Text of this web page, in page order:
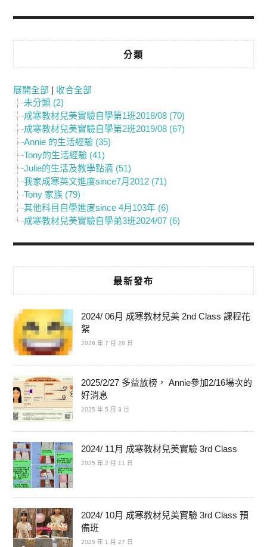
分類
展開全部 | 收合全部
未分類 (2)
成寒教材兒美實驗自學第1班2018/08 (70)
成寒教材兒美實驗自學第2班2019/08 (67)
Annie 的生活經驗 (35)
Tony的生活經驗 (41)
Julie的生活及教學點滴 (51)
我家成寒英文進度since7月2012 (71)
Tony 家族 (79)
其他科目自學進度since 4月103年 (6)
成寒教材兒美實驗自學弟3班2024/07 (6)
最新發布
2024/ 06月 成寒教材兒美 2nd Class 課程花
絮
2026 年 7 月 28 日
2025/2/27 多益放榜， Annie參加2/16場次的
好消息
2025 年 5 月 3 日
2024/ 11月 成寒教材兒美實驗 3rd Class
2025 年 2 月 11 日
2024/ 10月 成寒教材兒美實驗 3rd Class 預
備班
2025 年 1 月 27 日